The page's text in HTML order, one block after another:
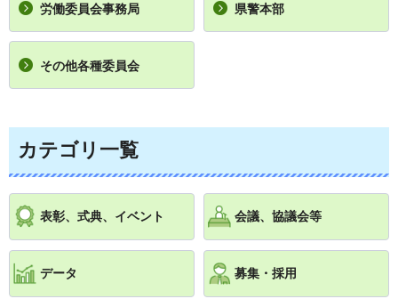
労働委員会事務局 県警本部
その他各種委員会
カテゴリ一覧
表彰、式典、イベント 会議、協議会等
データ 募集・採用